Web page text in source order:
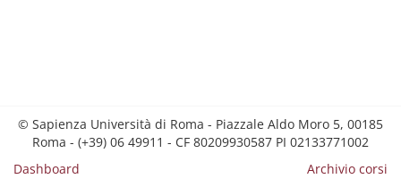
© Sapienza Università di Roma - Piazzale Aldo Moro 5, 00185
Roma - (+39) 06 49911 - CF 80209930587 PI 02133771002
Dashboard
Archivio corsi